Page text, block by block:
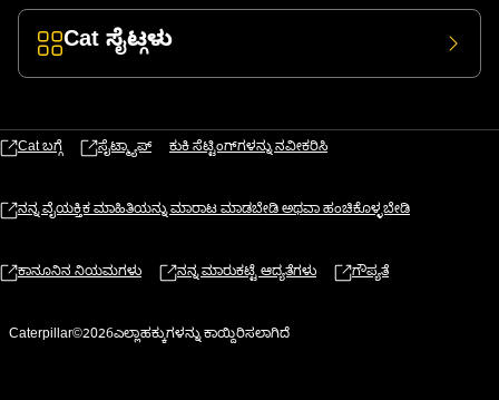
Cat ಸೈಟ್ಗಳು
Cat ಬಗ್ಗೆ ಸೈಟ್ಮ್ಯಾಪ್ ಕುಕಿ ಸೆಟ್ಟಿಂಗ್‌ಗಳನ್ನು ನವೀಕರಿಸಿ
ನನ್ನ ವೈಯಕ್ತಿಕ ಮಾಹಿತಿಯನ್ನು ಮಾರಾಟ ಮಾಡಬೇಡಿ ಅಥವಾ ಹಂಚಿಕೊಳ್ಳಬೇಡಿ
ಕಾನೂನಿನ ನಿಯಮಗಳು ನನ್ನ ಮಾರುಕಟ್ಟೆ ಆದ್ಯತೆಗಳು ಗೌಪ್ಯತೆ
Caterpillar©2026ಎಲ್ಲಾಹಕ್ಕುಗಳನ್ನು ಕಾಯ್ದಿರಿಸಲಾಗಿದೆ